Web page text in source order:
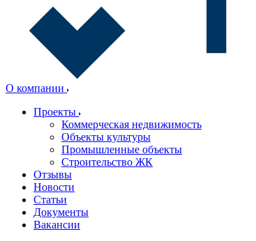
О компании
Проекты
Коммерческая недвижимость
Объекты культуры
Промышленные объекты
Строительство ЖК
Отзывы
Новости
Статьи
Документы
Вакансии